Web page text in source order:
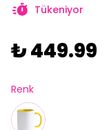
Tükeniyor
₺ 449.99
Renk